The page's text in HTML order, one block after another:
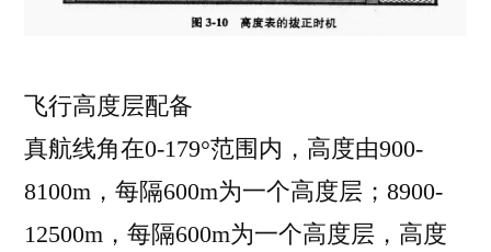
飞行高度层配备
真航线角在0-179°范围内，高度由900-
8100m，每隔600m为一个高度层；8900-
12500m，每隔600m为一个高度层，高度